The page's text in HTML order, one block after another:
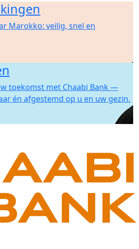
Marokko: veilig, snel en
toekomst met Chaabi Bank —
én afgestemd op u en uw gezin.